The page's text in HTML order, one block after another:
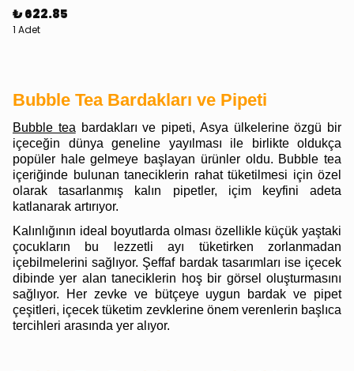
₺ 622.85
1 Adet
Bubble Tea Bardakları ve Pipeti
Bubble tea bardakları ve pipeti, Asya ülkelerine özgü bir
içeceğin dünya geneline yayılması ile birlikte oldukça
popüler hale gelmeye başlayan ürünler oldu. Bubble tea
içeriğinde bulunan taneciklerin rahat tüketilmesi için özel
olarak tasarlanmış kalın pipetler, içim keyfini adeta
katlanarak artırıyor.
Kalınlığının ideal boyutlarda olması özellikle küçük yaştaki
çocukların bu lezzetli ayı tüketirken zorlanmadan
içebilmelerini sağlıyor. Şeffaf bardak tasarımları ise içecek
dibinde yer alan taneciklerin hoş bir görsel oluşturmasını
sağlıyor. Her zevke ve bütçeye uygun bardak ve pipet
çeşitleri, içecek tüketim zevklerine önem verenlerin başlıca
tercihleri arasında yer alıyor.